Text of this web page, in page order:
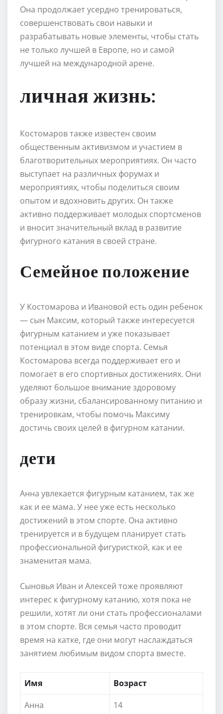
Она продолжает усердно тренироваться,
совершенствовать свои навыки и
разрабатывать новые элементы, чтобы стать
не только лучшей в Европе, но и самой
лучшей на международной арене.
личная жизнь:
Костомаров также известен своим
общественным активизмом и участием в
благотворительных мероприятиях. Он часто
выступает на различных форумах и
мероприятиях, чтобы поделиться своим
опытом и вдохновить других. Он также
активно поддерживает молодых спортсменов
и вносит значительный вклад в развитие
фигурного катания в своей стране.
Семейное положение
У Костомарова и Ивановой есть один ребенок
— сын Максим, который также интересуется
фигурным катанием и уже показывает
потенциал в этом виде спорта. Семья
Костомарова всегда поддерживает его и
помогает в его спортивных достижениях. Они
уделяют большое внимание здоровому
образу жизни, сбалансированному питанию и
тренировкам, чтобы помочь Максиму
достичь своих целей в фигурном катании.
дети
Анна увлекается фигурным катанием, так же
как и ее мама. У нее уже есть несколько
достижений в этом спорте. Она активно
тренируется и в будущем планирует стать
профессиональной фигуристкой, как и ее
знаменитая мама.
Сыновья Иван и Алексей тоже проявляют
интерес к фигурному катанию, хотя пока не
решили, хотят ли они стать профессионалами
в этом спорте. Вся семья часто проводит
время на катке, где они могут наслаждаться
занятием любимым видом спорта вместе.
Имя
Возраст
Анна
14